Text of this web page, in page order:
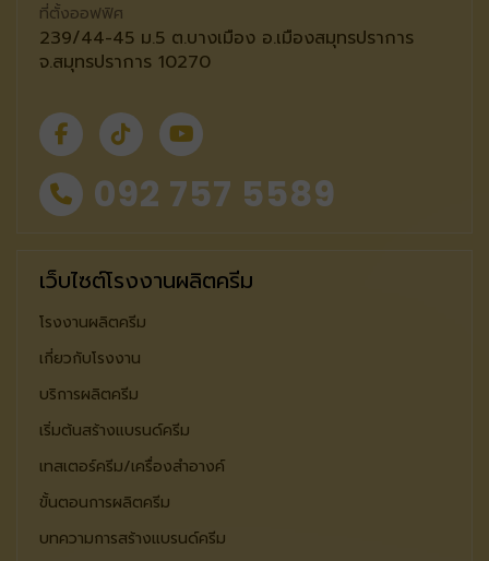
ที่ตั้งออฟฟิศ
239/44-45 ม.5 ต.บางเมือง อ.เมืองสมุทรปราการ
จ.สมุทรปราการ 10270
092 757 5589
เว็บไซต์โรงงานผลิตครีม
โรงงานผลิตครีม
เกี่ยวกับโรงงาน
บริการผลิตครีม
เริ่มต้นสร้างแบรนด์ครีม
เทสเตอร์ครีม/เครื่องสำอางค์
ขั้นตอนการผลิตครีม
บทความการสร้างแบรนด์ครีม